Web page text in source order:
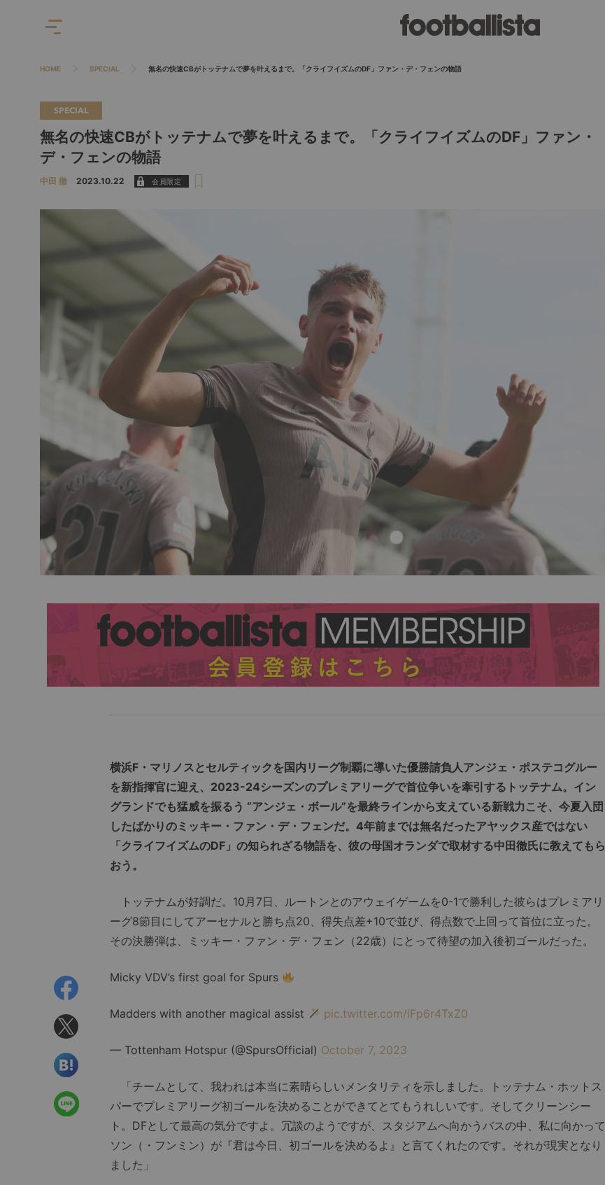
HOME SPECIAL 無名の快速CBがトッテナムで夢を叶えるまで。「クライフイズムのDF」ファン・デ・フェンの物語
SPECIAL
無名の快速CBがトッテナムで夢を叶えるまで。「クライフイズムのDF」ファン・
デ・フェンの物語
中田 徹 2023.10.22
横浜F・マリノスとセルティックを国内リーグ制覇に導いた優勝請負人アンジェ・ポステコグルー
を新指揮官に迎え、2023-24シーズンのプレミアリーグで首位争いを牽引するトッテナム。イン
グランドでも猛威を振るう “アンジェ・ボール”を最終ラインから支えている新戦力こそ、今夏入団
したばかりのミッキー・ファン・デ・フェンだ。4年前までは無名だったアヤックス産ではない
「クライフイズムのDF」の知られざる物語を、彼の母国オランダで取材する中田徹氏に教えてもら
おう。
トッテナムが好調だ。10月7日、ルートンとのアウェイゲームを0-1で勝利した彼らはプレミアリ
ーグ8節目にしてアーセナルと勝ち点20、得失点差+10で並び、得点数で上回って首位に立った。
その決勝弾は、ミッキー・ファン・デ・フェン（22歳）にとって待望の加入後初ゴールだった。
Micky VDV’s first goal for Spurs
Madders with another magical assist pic.twitter.com/iFp6r4TxZ0
— Tottenham Hotspur (@SpursOfficial) October 7, 2023
「チームとして、我われは本当に素晴らしいメンタリティを示しました。トッテナム・ホットス
パーでプレミアリーグ初ゴールを決めることができてとてもうれしいです。そしてクリーンシー
ト。DFとして最高の気分ですよ。冗談のようですが、スタジアムへ向かうバスの中、私に向かって
ソン（・フンミン）が『君は今日、初ゴールを決めるよ』と言てくれたのです。それが現実となり
ました」